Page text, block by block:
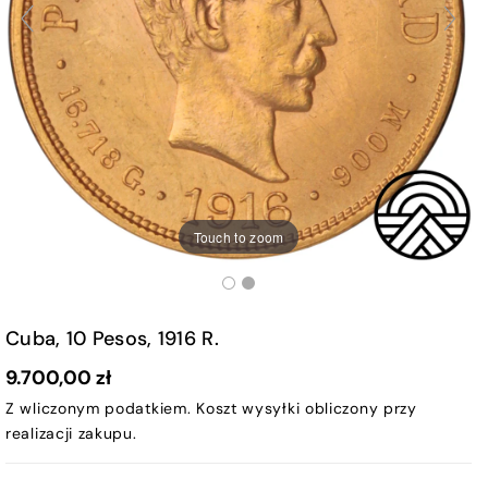
Touch to zoom
Cuba, 10 Pesos, 1916 R.
9.700,00 zł
Z wliczonym podatkiem. Koszt wysyłki obliczony przy
realizacji zakupu.